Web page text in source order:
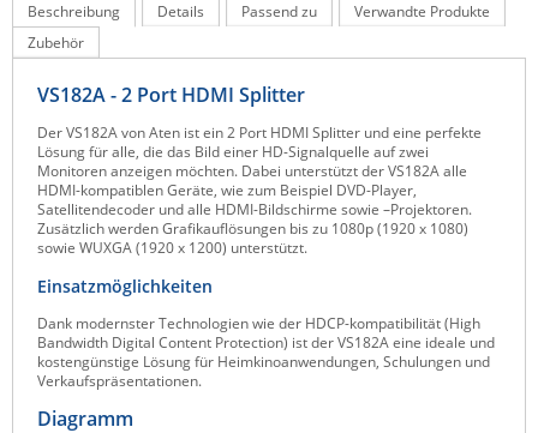
Kramer Electronics
KVM TEC
Legrand
LigoWave
Milesight
Moxa
Netio
Panorama Antennas
PatchSee
Power Kingdom
Poynting
Beschreibung Details Passend zu
Verwandte Produkte
Zubehör
VS182A - 2 Port HDMI Splitter
Der VS182A von Aten ist ein 2 Port HDMI Splitter und eine perfekte
Lösung für alle, die das Bild einer HD-Signalquelle auf zwei
Monitoren anzeigen möchten. Dabei unterstützt der VS182A alle
HDMI-kompatiblen Geräte, wie zum Beispiel DVD-Player,
Satellitendecoder und alle HDMI-Bildschirme sowie –Projektoren.
Zusätzlich werden Grafikauflösungen bis zu 1080p (1920 x 1080)
sowie WUXGA (1920 x 1200) unterstützt.
Einsatzmöglichkeiten
Dank modernster Technologien wie der HDCP-kompatibilität (High
Bandwidth Digital Content Protection) ist der VS182A eine ideale und
kostengünstige Lösung für Heimkinoanwendungen, Schulungen und
Verkaufspräsentationen.
Diagramm